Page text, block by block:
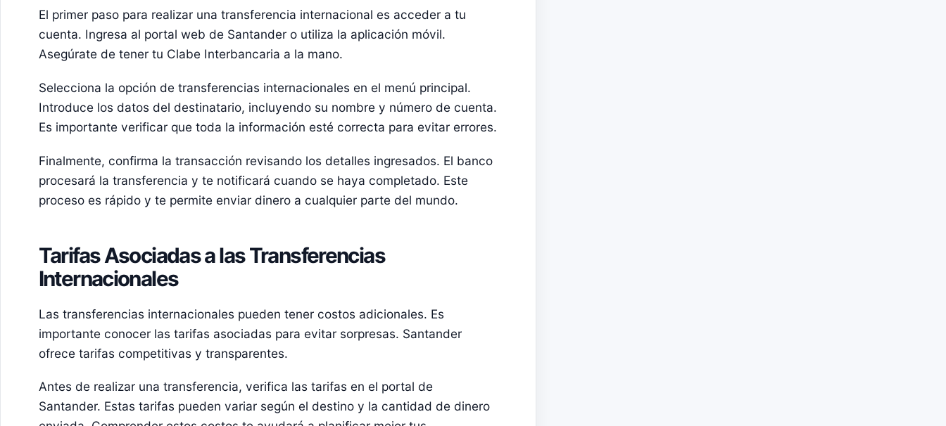
El primer paso para realizar una transferencia internacional es acceder a tu
cuenta. Ingresa al portal web de Santander o utiliza la aplicación móvil.
Asegúrate de tener tu Clabe Interbancaria a la mano.
Selecciona la opción de transferencias internacionales en el menú principal.
Introduce los datos del destinatario, incluyendo su nombre y número de cuenta.
Es importante verificar que toda la información esté correcta para evitar errores.
Finalmente, confirma la transacción revisando los detalles ingresados. El banco
procesará la transferencia y te notificará cuando se haya completado. Este
proceso es rápido y te permite enviar dinero a cualquier parte del mundo.
Tarifas Asociadas a las Transferencias
Internacionales
Las transferencias internacionales pueden tener costos adicionales. Es
importante conocer las tarifas asociadas para evitar sorpresas. Santander
ofrece tarifas competitivas y transparentes.
Antes de realizar una transferencia, verifica las tarifas en el portal de
Santander. Estas tarifas pueden variar según el destino y la cantidad de dinero